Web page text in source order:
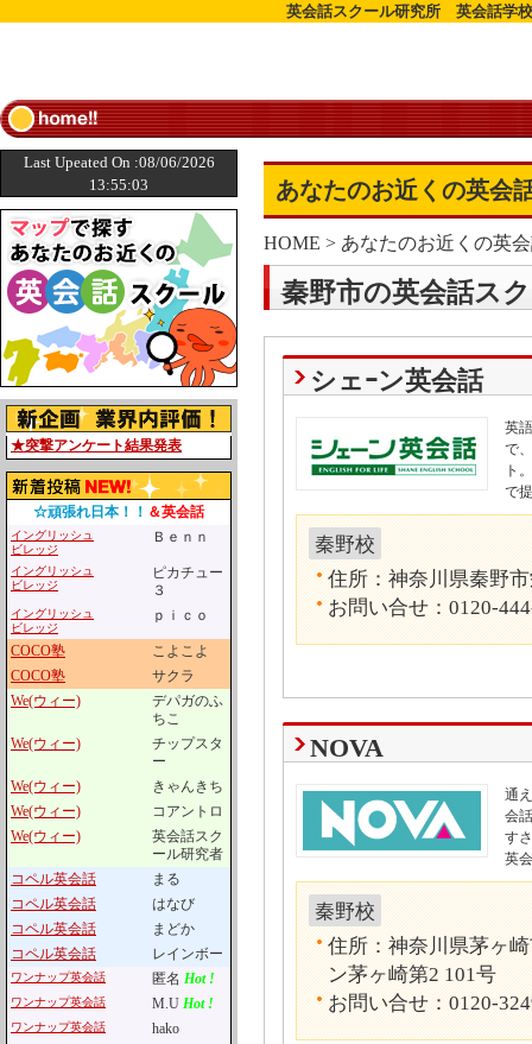
英会話スクール研究所 英会話学
Last Upeated On :08/06/2026
13:55:03
★突撃アンケート結果発表
☆頑張れ日本！！ ＆英会話
イングリッシュ
ビレッジ
Ｂｅｎｎ
イングリッシュ
ビレッジ
ピカチュー
３
イングリッシュ
ビレッジ
ｐｉｃｏ
COCO塾
こよこよ
COCO塾
サクラ
We(ウィー)
デパガのふ
ちこ
We(ウィー)
チップスタ
ー
We(ウィー)
きゃんきち
We(ウィー)
コアントロ
We(ウィー)
英会話スク
ール研究者
コペル英会話
まる
コペル英会話
はなび
コペル英会話
まどか
コペル英会話
レインボー
ワンナップ英会話 匿名 Hot !
ワンナップ英会話 M.U Hot !
ワンナップ英会話 hako
あなたのお近くの英会
HOME > あなたのお近くの英
秦野市の英会話ス
シェｰン英会話
英
で
ト
で
秦野校
住所：神奈川県秦野
お問い合せ：0120-
NOVA
通
会
す
英
秦野校
住所：神奈川県茅ヶ
ン茅ヶ崎第2 101号
お問い合せ：0120-